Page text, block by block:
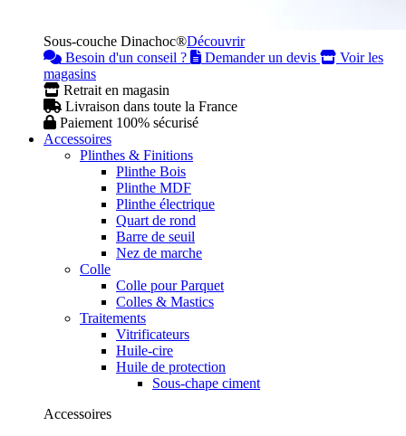
Sous-couche Dinachoc®Découvrir
Besoin d'un conseil ?
Demander un devis
Voir les
magasins
Retrait en magasin
Livraison dans toute la France
Paiement 100% sécurisé
Accessoires
Plinthes & Finitions
Plinthe Bois
Plinthe MDF
Plinthe électrique
Quart de rond
Barre de seuil
Nez de marche
Colle
Colle pour Parquet
Colles & Mastics
Traitements
Vitrificateurs
Huile-cire
Huile de protection
Sous-chape ciment
Accessoires